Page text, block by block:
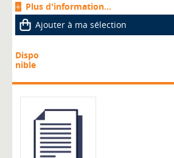
Plus d'information...
Ajouter à ma sélection
Dispo
nible